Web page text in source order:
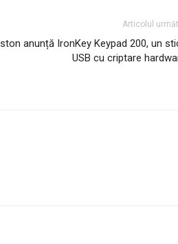
Articolul
anunță IronKey Keypad 200, un
USB cu criptare